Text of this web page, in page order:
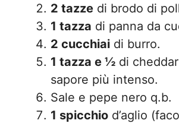
2 tazze di brodo di
1 tazza di panna da
2 cucchiai di burro.
1 tazza e ½ di
sapore più intenso.
Sale e pepe nero q.b.
1 spicchio d’aglio